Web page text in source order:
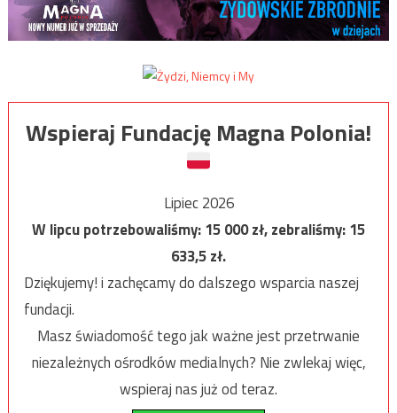
Wspieraj Fundację Magna Polonia!
Lipiec 2026
W lipcu potrzebowaliśmy:15 000zł, zebraliśmy:15
633,5zł.
Dziękujemy! i zachęcamy do dalszego wsparcia naszej
fundacji.
Masz świadomość tego jak ważne jest przetrwanie
niezależnych ośrodków medialnych? Nie zwlekaj więc,
wspieraj nas już od teraz.